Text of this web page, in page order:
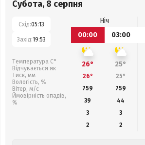
Субота, 8 серпня
Схід:05:13
Захід:19:53
Температура С°
Відчувається як
Тиск, мм
Вологість, %
Вітер, м/с
Ймовірність опадів,
%
Ніч
00:00
03:00
26° 25°
26° 25°
759
759
39
44
3
3
2
2